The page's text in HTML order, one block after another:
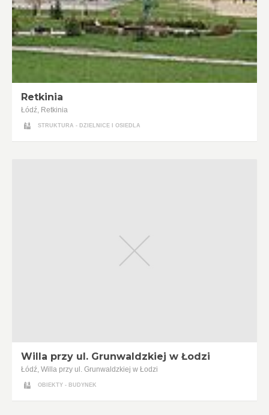
Retkinia
Łódź, Retkinia
STRUKTURA - DZIELNICE I OSIEDLA
Willa przy ul. Grunwaldzkiej w Łodzi
Łódź, Willa przy ul. Grunwaldzkiej w Łodzi
OBIEKTY - BUDYNEK